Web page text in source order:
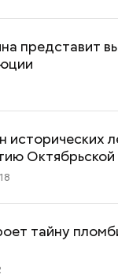
представит
исторических
тайну